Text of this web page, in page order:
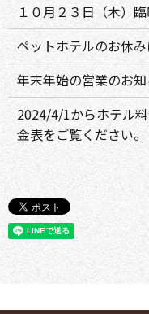
１０月２３日（木）臨
ペットホテルのお休
年末年始の営業のお
2024/4/1からホテル
金表をご覧ください。